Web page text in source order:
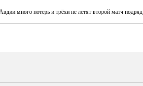
много потерь и трёхи не летят второй матч подряд.